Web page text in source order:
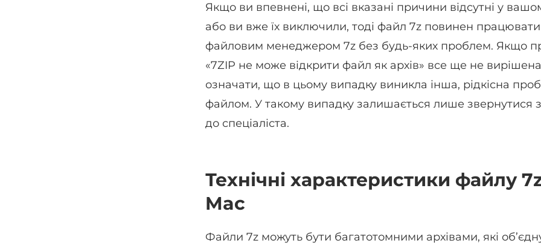
Якщо ви впевнені, що всі вказані причини відсутні у
або ви вже їх виключили, тоді файл 7z повинен
файловим менеджером 7z без будь-яких проблем. Якщо
«7ZIP не може відкрити файл як архів» все ще не
означати, що в цьому випадку виникла інша, рідкісна
файлом. У такому випадку залишається лише звернутися
до спеціаліста.
Технічні характеристики файлу
Mac
Файли 7z можуть бути багатотомними архівами, які